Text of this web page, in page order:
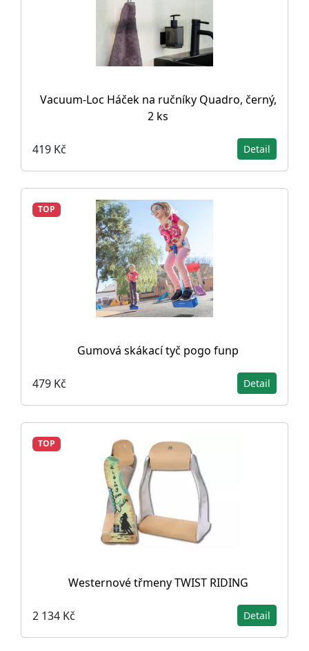
Vacuum-Loc Háček na ručníky Quadro, černý,
2 ks
419 Kč Detail
TOP
Gumová skákací tyč pogo funp
479 Kč Detail
TOP
Westernové třmeny TWIST RIDING
2 134 Kč Detail